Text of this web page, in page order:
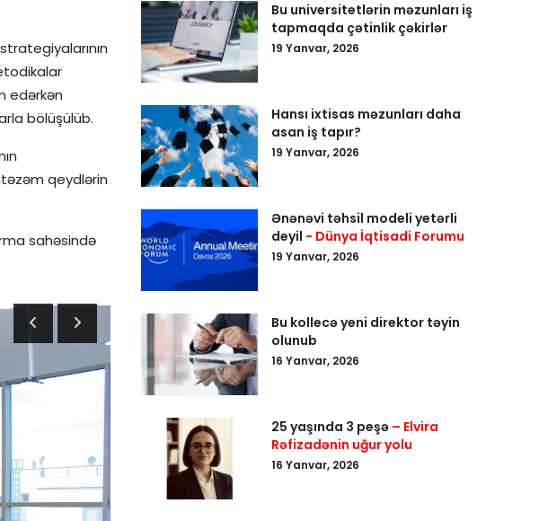
edərkən
bölüşülüb.
qeydlərin
sahəsində
Bu universitetlərin məzunları iş
tapmaqda çətinlik çəkirlər
19 Yanvar, 2026
Hansı ixtisas məzunları daha
asan iş tapır?
19 Yanvar, 2026
Ənənəvi təhsil modeli yetərli
deyil - Dünya İqtisadi Forumu
19 Yanvar, 2026
Bu kollecə yeni direktor təyin
olunub
16 Yanvar, 2026
25 yaşında 3 peşə – Elvira
Rəfizadənin uğur yolu
16 Yanvar, 2026